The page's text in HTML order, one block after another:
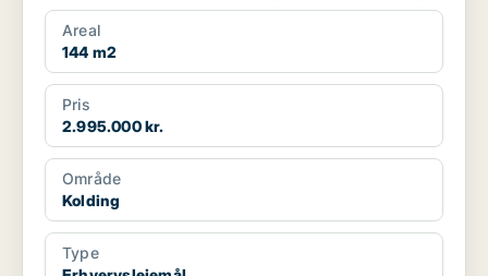
Areal
144 m2
Pris
2.995.000 kr.
Område
Kolding
Type